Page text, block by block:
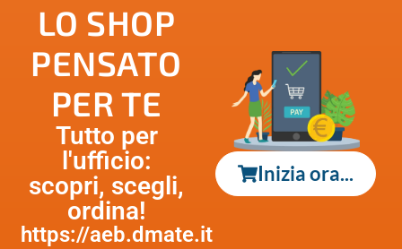
LO SHOP
PENSATO
PER TE
Tutto per
l'ufficio:
scopri, scegli,
ordina!
https://aeb.dmate.it
Inizia ora...